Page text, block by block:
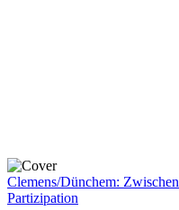
Clemens/Dünchem:
Partizipation